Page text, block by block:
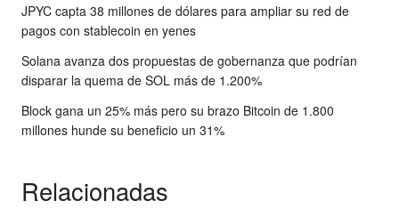
JPYC capta 38 millones de dólares para ampliar su red de
pagos con stablecoin en yenes
Solana avanza dos propuestas de gobernanza que podrían
disparar la quema de SOL más de 1.200%
Block gana un 25% más pero su brazo Bitcoin de 1.800
millones hunde su beneficio un 31%
Relacionadas